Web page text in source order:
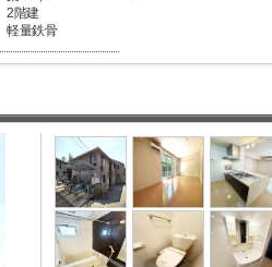
2階建
軽量鉄骨